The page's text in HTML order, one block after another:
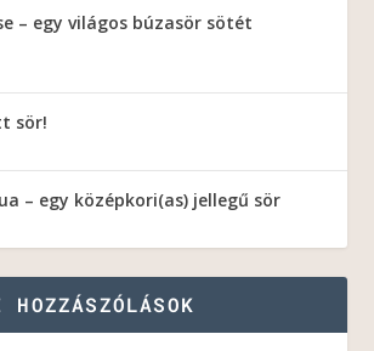
– egy világos búzasör sötét
sör!
– egy középkori(as) jellegű sör
HOZZÁSZÓLÁSOK